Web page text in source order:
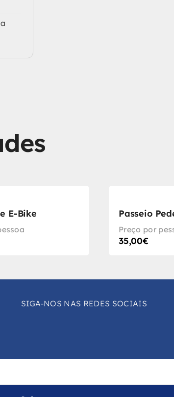
E-Bike Passeio
Preço por
35,00€
SIGA-NOS NAS REDES SOCIAIS